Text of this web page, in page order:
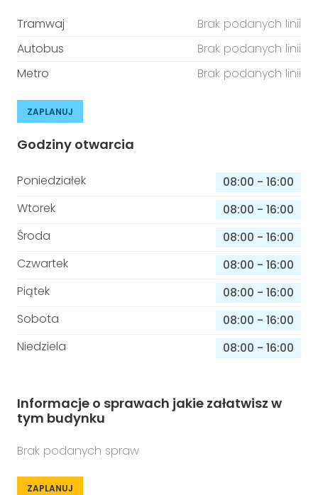
Tramwaj
Brak podanych linii
Autobus
Brak podanych linii
Metro
Brak podanych linii
ZAPLANUJ
Godziny otwarcia
Poniedziałek 08:00 - 16:00
Wtorek
08:00 - 16:00
Środa
08:00 - 16:00
Czwartek
08:00 - 16:00
Piątek
08:00 - 16:00
Sobota
08:00 - 16:00
Niedziela
08:00 - 16:00
Informacje o sprawach jakie załatwisz w
tym budynku
Brak podanych spraw
ZAPLANUJ